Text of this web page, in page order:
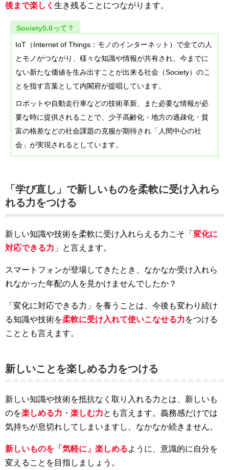
後まで楽しく 生き残ることにつながります。
Society5.0って？
IoT（Internet of Things：モノのインターネット）で全ての人
とモノがつながり、様々な知識や情報が共有され、今までに
ない新たな価値を生み出すことが出来る社会（Society）のこ
とを指す言葉として内閣府が提唱しています。
ロボットや自動走行車などの技術革新、また必要な情報が必
要な時に提供されることで、少子高齢化・地方の過疎化・貧
富の格差などの社会課題の克服が期待され「人間中心の社
会」が実現されるとしています。
「学び直し」で新しいものを柔軟に受け入れら
れる力をつける
新しい知識や技術を柔軟に受け入れらえる力こそ「 変化に
対応できる力 」と言えます。
スマートフォンが登場してきたとき、なかなか受け入れら
れなかった年配の人を見かけませんでしたか？
「変化に対応できる力」を養うことは、今後も変わり続け
る知識や技術を柔軟に受け入れて使いこなせる力をつける
こととも言えます。
新しいことを楽しめる力をつける
新しい知識や技術を抵抗なく取り入れる力とは、新しいも
のを楽しめる力 ・ 楽しむ力とも言えます。義務感だけでは
気持ちが息切れしてしまいますし、なかなか続きません。
新しいものを「気軽に」楽しめるように、意識的に自分を
変えることを目指しましょう。